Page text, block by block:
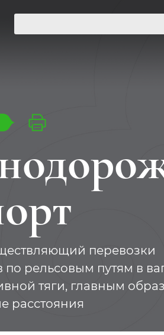
перевозки
по рельсовым путям в
тяги, главным
расстояния